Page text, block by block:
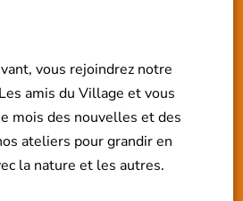
vous rejoindrez notre
amis du Village et vous
mois des nouvelles et des
ateliers pour grandir en
la nature et les autres.